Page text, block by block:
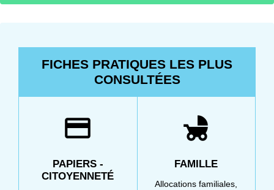
FICHES PRATIQUES LES PLUS
CONSULTÉES
credit_card
PAPIERS -
CITOYENNETÉ
child_friendly
FAMILLE
Allocations familiales,